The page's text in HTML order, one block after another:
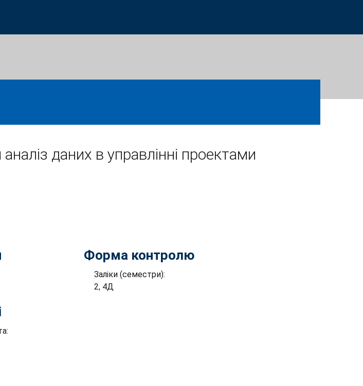
даних в управлінні проектами
Форма контролю
Заліки (семестри):
2, 4Д